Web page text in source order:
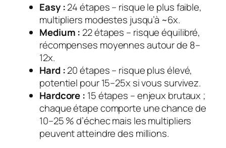
Easy :24 étapes – risque le plus faible,
multipliers modestes jusqu’à ~6x.
Medium : 22 étapes – risque équilibré,
récompenses moyennes autour de 8–
12x.
Hard :20 étapes – risque plus élevé,
potentiel pour 15–25x si vous survivez.
Hardcore : 15 étapes – enjeux brutaux ;
chaque étape comporte une chance de
10–25 % d’échec mais les multipliers
peuvent atteindre des millions.